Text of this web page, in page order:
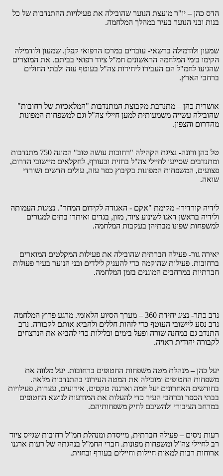
הדס כהן – יו"ר מועצת הנוער שהובילה את פעילויות ההתנדבות של כל
בנות ובני הנוער בעיר במהלך המלחמה.
שמעון ולודמילה ברשאי- עובדים במרכז הרפואי קפלן. שמעון ולודמילה
הקימו בימי המלחמה הראשונים חמ"ל ציוד רפואי בביתם. את המוצרים
שהגיעו לחמ"ל הם העבירו ליחידות צה"ל בעוטף עזה ולבתי החולים
ברחבי הארץ.
אושרית כהן – מתנדבת מקבוצת המתנדבות "המלאכיות של רחובות"
שהובילה עשייה משמעותית למען חיילי צה"ל וגם למשפחות המפונות
מהדרום והצפון.
טל כהן ורונה- נציגת הקהילה "רחובות עושה טוב" המונה 750 מתנדבות
ומתנדבים שסייעו לחיילי צה"ל בחזית ובעורף, לחקלאים מיישובי הדרום,
פצועים, המשפחות המפונות בקיבוץ כפר עזה, עולים חדשים ושורדי
שואה.
לידיה קורדירו- מקימת "אקם - האגודה לקידום המחר". נציגות העמותה
ולידיה בראשן דאגו לשינוע ציוד, מזון, בגדים ואיתרו בתים למגורים
למשפחות שפונו מבתיהן בעקבות המלחמה.
יאירה גור- פעילה חברתית שהובילה את פעילות המקלטים המוארים
ברחובות. פעילות שהוקמה כדי להעניק לילדים ובני הנוער בעיר פעולות
חברתיות במרחבים המוגנים בזמן המלחמה.
נדב כתר- נציג יחידת 360 – מערך הסיוע הלאומי. מרגע פרוץ המלחמה
נדב נסע ליישובי העוטף כדי לזהות חללים ולהביא אותם לקבורה. נדב
התנדב גם במחנה שורה ופעל בימים ובלילות כדי להביא את הנרצחים
לקבורה יהודית ראויה.
יעל כהן – מנהלת מטה משפחות החטופים ברחובות. יעל מלווה את
משפחות החטופים ומובילה את המטה העירוני בהתנדבות מלאה.
בחודשים האחרונים יעל יזמה וארגנה טקסים, אירועים, עצרות, פעילויות
בבתי הספר וברחבי העיר כדי להעלות את המודעות לנושא החטופים
במרחב הציבורי ולהשיבם לחיק משפחותיהם.
רעות ניסים – פעילה חברתית, מייסדת ומנהלת חמ"ל רחובות שגייס ציוד
רב לחיילי צה"ל ומשפחות מפונות. חברי החמ"ל בנהגתה של רעות ארגנו
ארוחות רבות למאות חיילות וחיילים בעורף ובחזית.